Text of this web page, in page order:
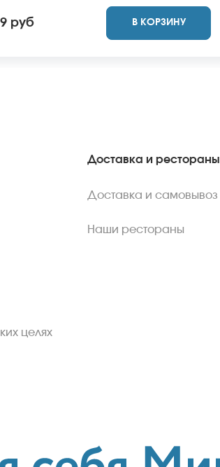
вид блюда может отличаться от
на сайте.
руб В КОРЗИНУ
целях
Доставка и рестораны
Доставка и самовывоз
Наши рестораны